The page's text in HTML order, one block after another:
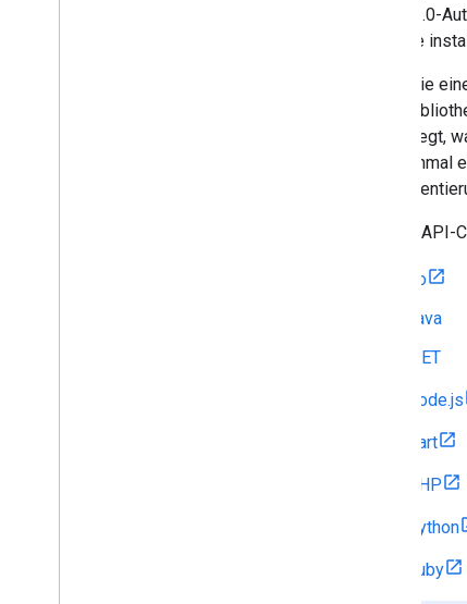
OAuth 2.0-
Sprache
Wenn Sie
festgelegt,
noch
Google
Go
Java
.NET
Node.js
Dart
PHP
Python
Ruby